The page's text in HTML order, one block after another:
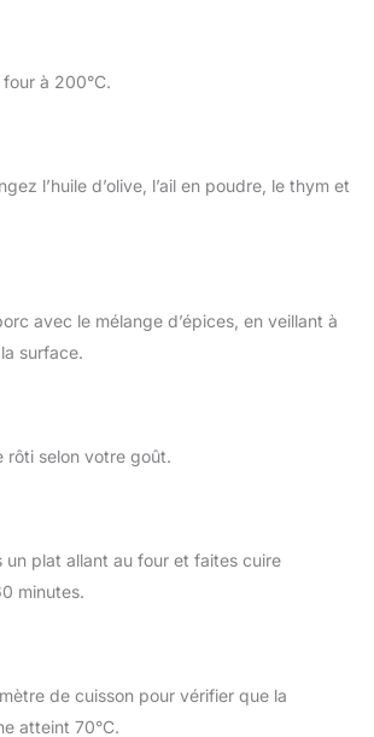
à 200°C.
l’huile d’olive, l’ail en poudre, le thym et
avec le mélange d’épices, en veillant à
surface.
rôti selon votre goût.
un plat allant au four et faites cuire
minutes.
de cuisson pour vérifier que la
atteint 70°C.